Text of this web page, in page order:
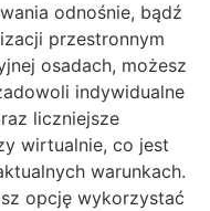
odnośnie, bądź
przestronnym
osadach, możesz
indywidualne
liczniejsze
wirtualnie, co jest
warunkach.
opcję wykorzystać